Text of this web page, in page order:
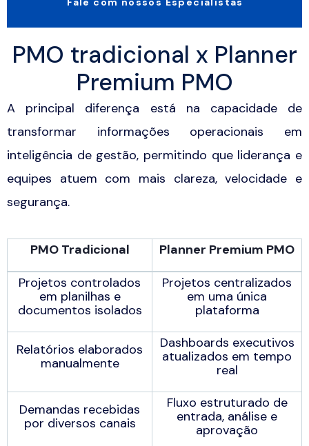
PMO tradicional x Planner
Premium PMO
A principal diferença está na capacidade de
transformar informações operacionais em
inteligência de gestão, permitindo que liderança e
equipes atuem com mais clareza, velocidade e
segurança.
PMO Tradicional
Planner Premium PMO
Projetos controlados
em planilhas e
documentos isolados
Projetos centralizados
em uma única
plataforma
Relatórios elaborados
manualmente
Dashboards executivos
atualizados em tempo
real
Demandas recebidas
por diversos canais
Fluxo estruturado de
entrada, análise e
aprovação